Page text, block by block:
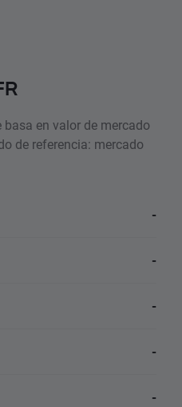
en valor de mercado
de referencia: mercado
-
-
-
-
-